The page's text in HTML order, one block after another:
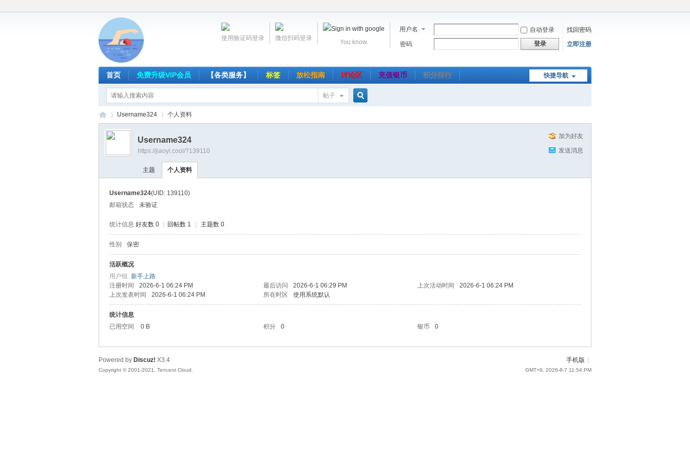
用户名 自动登录
找回密码
密码
登录 立即注册
You know.
微信扫码登录
使用验证码登录
快捷导航
首页 免费升级VIP会员 【各类服务】 标签 放松指南 讨论区 充值银币 积分排行
帖子
网
›
Username324 个人资料
加为好友
发送消息
Username324
https://jiaoyi.cool/?139110
主题 个人资料
Username324(UID: 139110)
邮箱状态
未验证
统计信息 好友数 0 回帖数 1 主题数 0
性别 保密
活跃概况
用户组 新手上路
注册时间
2026-6-1 06:24 PM 最后访问 2026-6-1 06:29 PM 上次活动时间
2026-6-1 06:24 PM
上次发表时间
2026-6-1 06:24 PM 所在时区 使用系统默认
统计信息
已用空间
0 B 积分 0 银币 0
手机版
GMT+8, 2026-8-7 11:54 PM
Powered by Discuz! X3.4
Copyright © 2001-2021, Tencent Cloud.